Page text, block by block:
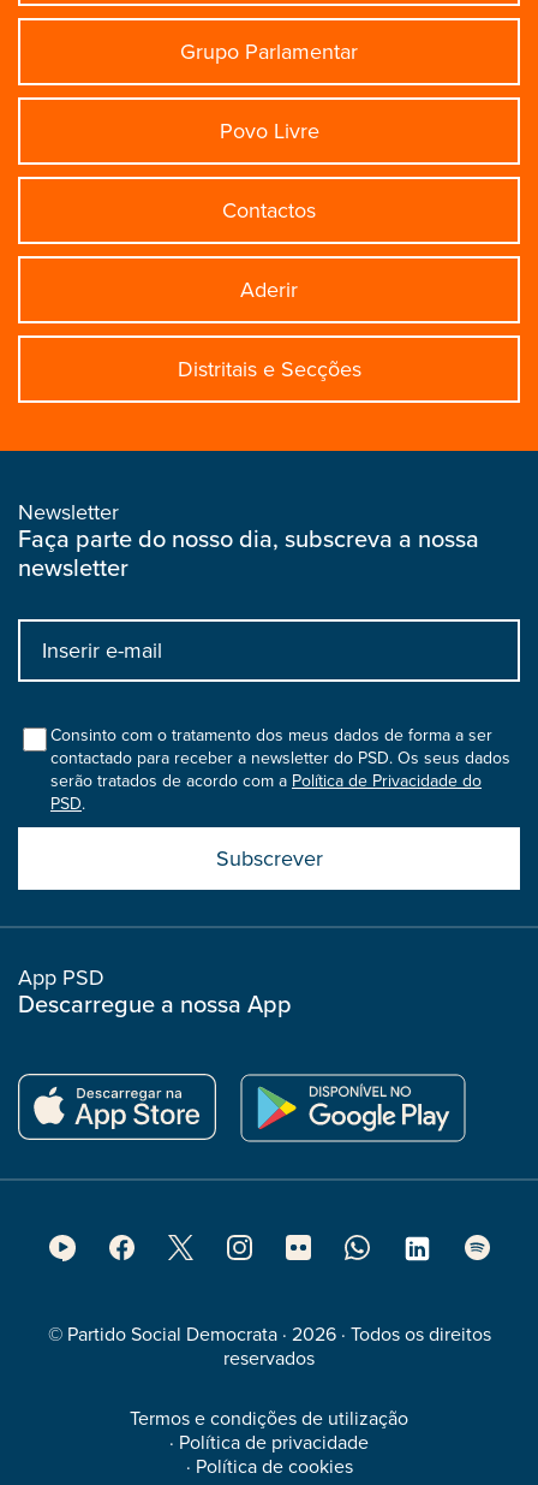
Grupo Parlamentar
Povo Livre
Contactos
Aderir
Distritais e Secções
Newsletter
Faça parte do nosso dia, subscreva a nossa
newsletter
Input
bootstrap
colConsinto com o tratamento dos meus dados de forma a ser
contactado para receber a newsletter do PSD. Os seus dados
serão tratados de acordo com a Política de Privacidade do
PSD.
boostrap
col
App PSD
Descarregue a nossa App
© Partido Social Democrata · 2026 · Todos os direitos
reservados
Termos e condições de utilização
· Política de privacidade
· Política de cookies
Footer
Media